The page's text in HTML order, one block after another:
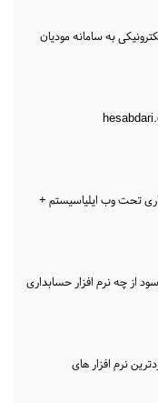
به سامانه مودیان
تحت وب ایلیاسیستم +
از چه نرم افزار حسابداری
نرم افزار های